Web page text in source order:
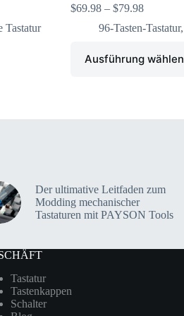
Tastatur
$69.98 – $79.98
96-Tasten-Tastatur,
Ausführung wählen
Der ultimative Leitfaden zum
Modding mechanischer
Tastaturen mit PAYSON Tools
Tastatur
Tastenkappen
Schalter